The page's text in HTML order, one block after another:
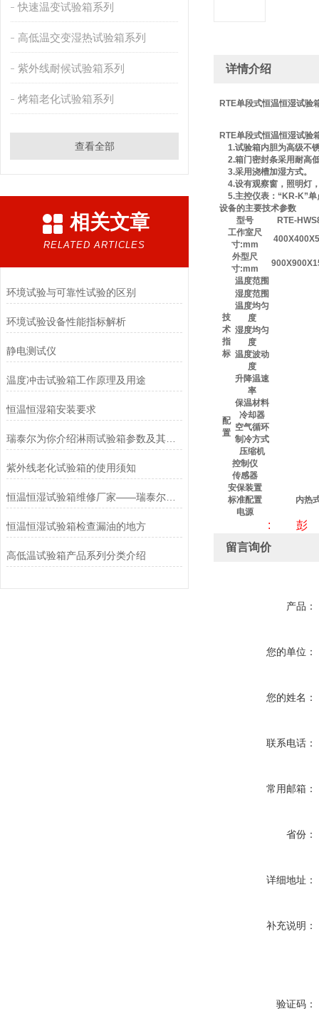
快速温变试验箱系列
高低温交变湿热试验箱系列
紫外线耐候试验箱系列
烤箱老化试验箱系列
查看全部
相关文章
RELATED ARTICLES
环境试验与可靠性试验的区别
环境试验设备性能指标解析
静电测试仪
温度冲击试验箱工作原理及用途
恒温恒湿箱安装要求
瑞泰尔为你介绍淋雨试验箱参数及其使用注意
紫外线老化试验箱的使用须知
恒温恒湿试验箱维修厂家——瑞泰尔深耕行业多年，经验丰富
恒温恒湿试验箱检查漏油的地方
高低温试验箱产品系列分类介绍
详情介绍
RTE单段式恒温恒湿试验
RTE单段式恒温恒湿试验
1.试验箱内胆为高级不
2.箱门密封条采用耐高
3.采用浇槽加湿方式。
4.设有观察窗，照明灯
5.主控仪表：“KR-K”单
设备的主要技术参数
型号
RTE-
工作室尺
寸:mm
外型尺
寸:mm
技
术
指
标
温度范围
湿度范围
温度均匀
度
湿度均匀
度
温度波动
度
升降温速
率
配
置
保温材料
冷却器
空气循环
制冷方式
压缩机
控制仪
传感器
安保装置
标准配置
内热
电源
: 彭
留言询价
产品：
您的单位：
您的姓名：
联系电话：
常用邮箱：
省份：
详细地址：
补充说明：
验证码：